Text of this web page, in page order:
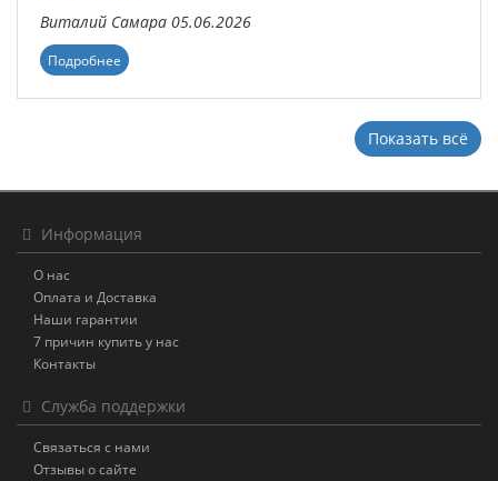
Виталий Самара 05.06.2026
Подробнее
Показать всё
Информация
О нас
Оплата и Доставка
Наши гарантии
7 причин купить у нас
Контакты
Служба поддержки
Связаться с нами
Отзывы о сайте